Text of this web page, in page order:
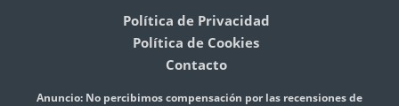
Política de Privacidad
Política de Cookies
Contacto
Anuncio: No percibimos compensación por las recensiones de